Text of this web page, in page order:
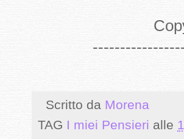
Scritto da Morena
TAG I miei Pensieri alle